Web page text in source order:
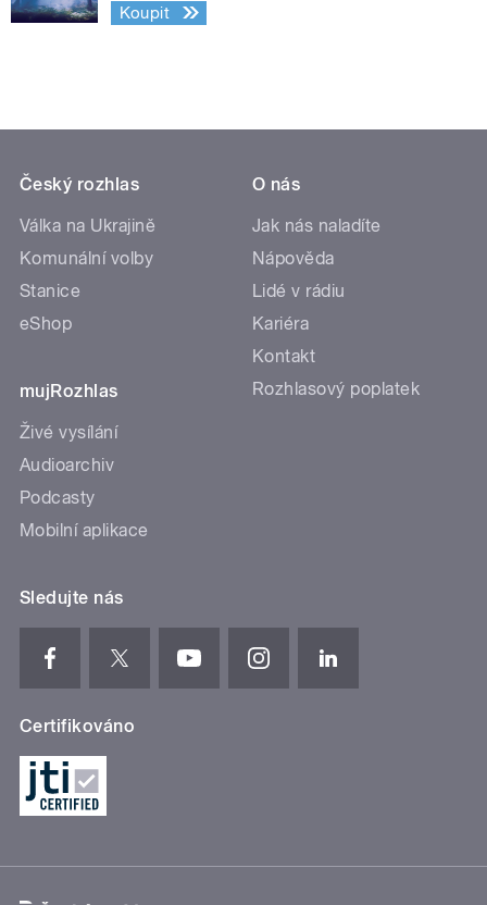
Koupit
Český rozhlas
Válka na Ukrajině
Komunální volby
Stanice
eShop
mujRozhlas
Živé vysílání
Audioarchiv
Podcasty
Mobilní aplikace
O nás
Jak nás naladíte
Nápověda
Lidé v rádiu
Kariéra
Kontakt
Rozhlasový poplatek
Sledujte nás
Certifikováno